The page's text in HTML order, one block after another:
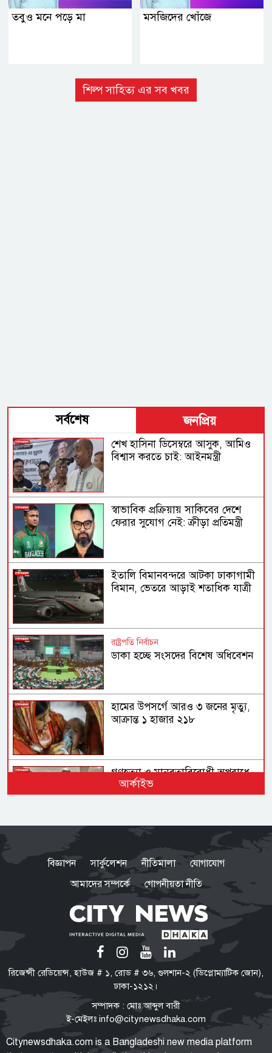
তবুও মনে পড়ে মা মসজিদের খোঁজে
শিল্প সাহিত্য এর সব খবর
সর্বশেষ জনপ্রিয়
শেখ হাসিনা ডিসেম্বরে আসুক, আমিও
বিশ্বাস করতে চাই: আইনমন্ত্রী
স্বাভাবিক প্রক্রিয়ায় সাকিবের দেশে
ফেরার সুযোগ নেই: ক্রীড়া প্রতিমন্ত্রী
ইতালি বিমানবন্দরে আটকা ঢাকাগামী
বিমান, ভেতরে আড়াই শতাধিক যাত্রী
রাষ্ট্রপতি নির্বাচন
ডাকা হচ্ছে সংসদের বিশেষ অধিবেশন
হামের উপসর্গে আরও ৩ জনের মৃত্যু,
আক্রান্ত ১ হাজার ২১৮
গণহত্যা ও মানবতাবিরোধী অপরাধে
জড়িতদের রাজনীতি মানুষ গ্রহণ করবে
না: স্বরাষ্ট্রমন্ত্রী
জামায়াত আমির
‘মব’ তৈরির সংস্কৃতি গণতন্ত্রকে দুর্বল
করে: মির্জা ফখরুল
নিত্যপণ্যের দাম আকাশ ছোঁয়া,
বিপাকে নিম্নবিত্তরা
নির্মোহভাবে শীর্ষ মাদক কারবারিদের
তালিকা করা হবে: স্বরাষ্ট্রমন্ত্রী
আর্কাইভ
বিজ্ঞাপন সার্কুলেশন নীতিমালা
যোগাযোগ
আমাদের সম্পর্কে
গোপনীয়তা নীতি
রিজেন্সী রেডিয়েন্স, হাউজ # ১, রোড # ৩৬, গুলশান-২ (ডিপ্লোম্যাটিক জোন),
ঢাকা-১২১২।
সম্পাদক : মোঃ আব্দুল বারী
ই-মেইলঃ info@citynewsdhaka.com
Citynewsdhaka.com is a Bangladeshi new media platform